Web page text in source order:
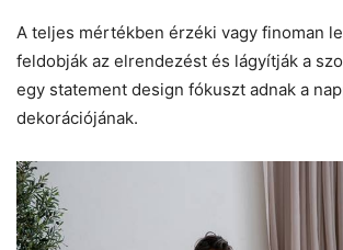
A teljes mértékben érzéki vagy finoman
feldobják az elrendezést és lágyítják a
egy statement design fókuszt adnak a
dekorációjának.